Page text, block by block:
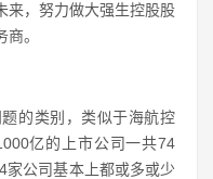
来，努力做大强生控股股
。
的类别，类似于海航控
亿的上市公司一共74
家公司基本上都或多或少